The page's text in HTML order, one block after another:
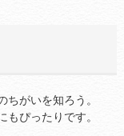
がいを知ろう。
ぴったりです。